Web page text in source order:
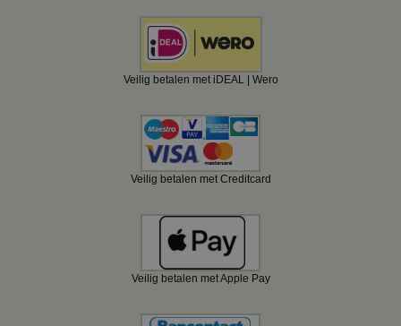
Veilig betalen met iDEAL | Wero
Veilig betalen met Creditcard
Veilig betalen met Apple Pay